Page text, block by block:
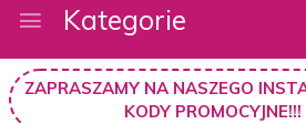
Kategorie
ZAPRASZAMY NA NASZEGO
KODY PROMOCYJNE!!!